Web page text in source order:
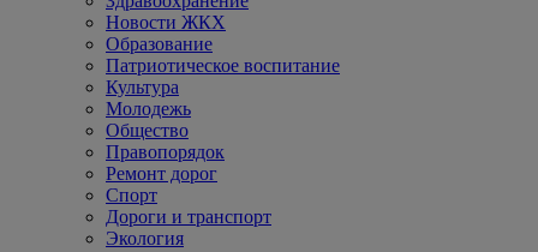
Новости ЖКХ
Образование
Патриотическое воспитание
Культура
Молодежь
Общество
Правопорядок
Ремонт дорог
Спорт
Дороги и транспорт
Экология